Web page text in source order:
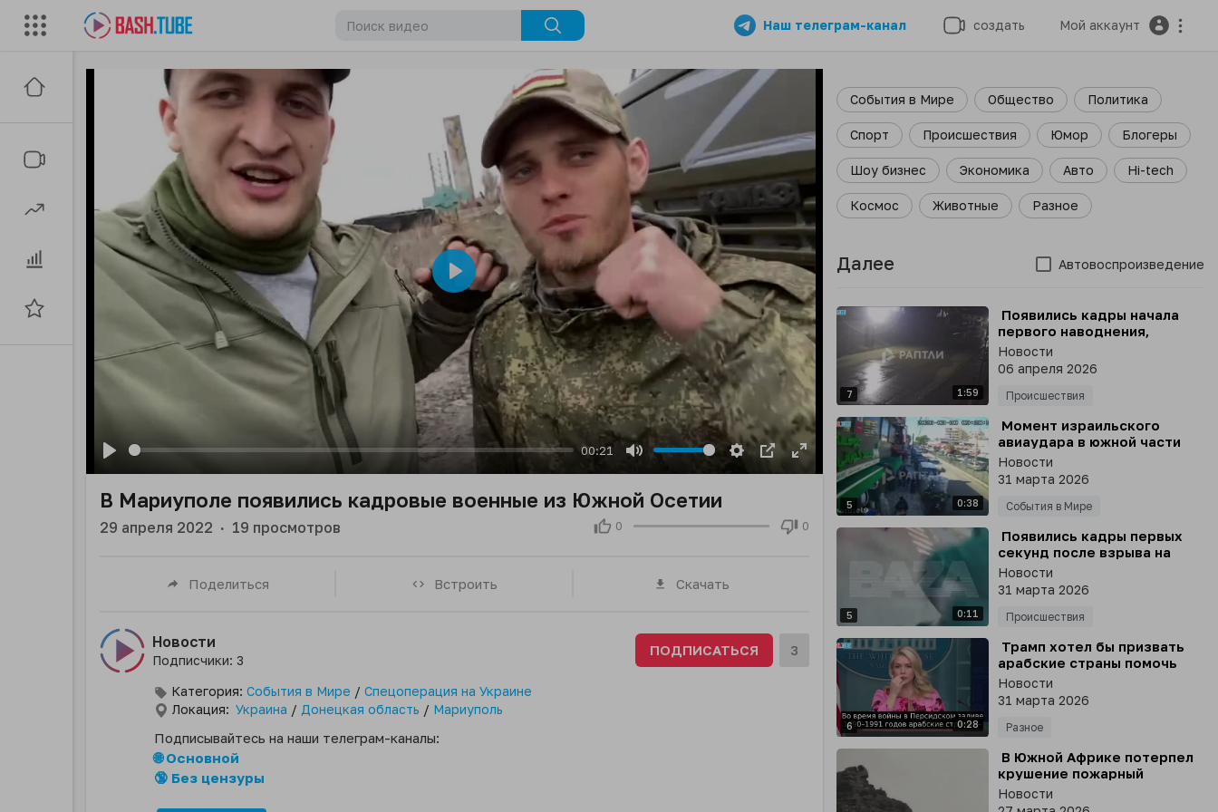
Наш телеграм-канал создать Мой аккаунт
00:21
Settings
PIP
Enter
fullscreen
Play
События в Мире Общество Политика
Спорт Происшествия Юмор Блогеры
Шоу бизнес Экономика Авто Hi-tech
Космос Животные Разное
Далее Автовоспроизведение
7 1:59
⁣ Появились кадры начала
первого наводнения,
которое накрыло Махачкалу
28 марта
Новости
06 апреля 2026
Происшествия
5 0:38
⁣ Момент израильского
авиаудара в южной части
Бейрута попал на камеры
наблюдения
Новости
31 марта 2026
События в Мире
5 0:11
⁣ Появились кадры первых
секунд после взрыва на
заводе в Нижнекамске
Новости
31 марта 2026
Происшествия
6 0:28
⁣ Трамп хотел бы призвать
арабские страны помочь
оплатить военные расходы,
- пресс-секретарь Белого
дома Ливитт
Новости
31 марта 2026
Разное
⁣ В Южной Африке потерпел
крушение пожарный
вертолет Bell UH-1 Iroquois,
после того как зацепил
Новости
В Мариуполе появились кадровые военные из Южной Осетии
0 0
29 апреля 2022 · 19 просмотров
Поделиться Встроить Скачать
Новости
Подписчики: 3
ПОДПИСАТЬСЯ 3
Категория: События в Мире / Спецоперация на Украине
Локация: Украина / Донецкая область / Мариуполь
Подписывайтесь на наши телеграм-каналы:
🌐 Основной
🔞 Без цензуры